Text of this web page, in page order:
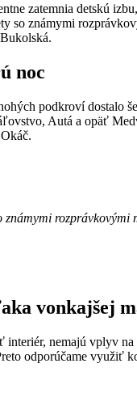
zatemnia detskú
so známymi
noc
podkroví
Autá a opäť
známymi
vonkajšej
nemajú vplyv
odporúčame